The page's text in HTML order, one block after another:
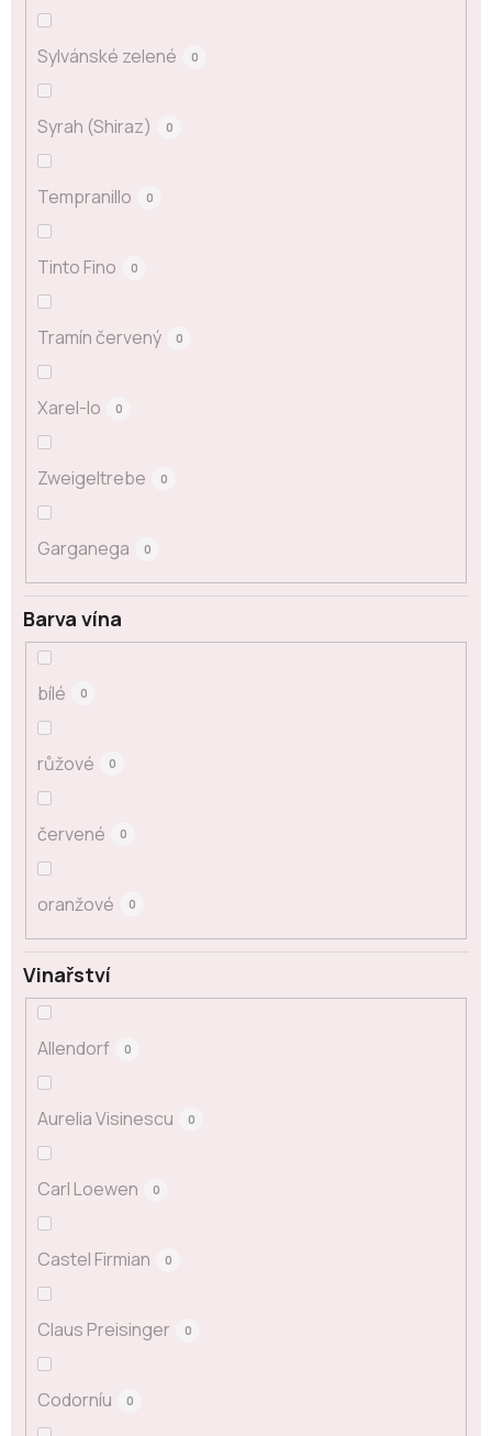
Sylvánské zelené 0
Syrah (Shiraz) 0
Tempranillo 0
Tinto Fino 0
Tramín červený 0
Xarel-lo 0
Zweigeltrebe 0
Garganega 0
Barva vína
bílé 0
růžové 0
červené 0
oranžové 0
Vinařství
Allendorf 0
Aurelia Visinescu 0
Carl Loewen 0
Castel Firmian 0
Claus Preisinger 0
Codorníu 0